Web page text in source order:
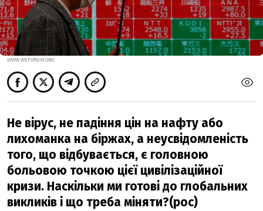
WWW.WEFORUM.ORG
Не вірус, не падіння цін на нафту або
лихоманка на біржах, а неусвідомленість
того, що відбувається, є головною
больовою точкою цієї цивілізаційної
кризи. Наскільки ми готові до глобальних
викликів і що треба міняти?(рос)